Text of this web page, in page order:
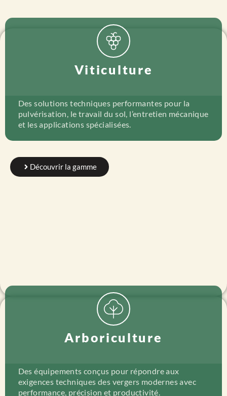
Viticulture
Des solutions techniques performantes pour la
pulvérisation, le travail du sol, l’entretien mécanique
et les applications spécialisées.
Découvrir la gamme
Arboriculture
Des équipements conçus pour répondre aux
exigences techniques des vergers modernes avec
performance, précision et productivité.